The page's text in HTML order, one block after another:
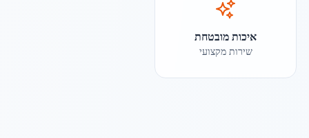
איכות מובטחת
שירות מקצועי